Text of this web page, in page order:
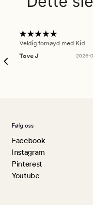
Veldig fornøyd med Kid
Tove J
2026-
Følg oss
Facebook
Instagram
Pinterest
Youtube